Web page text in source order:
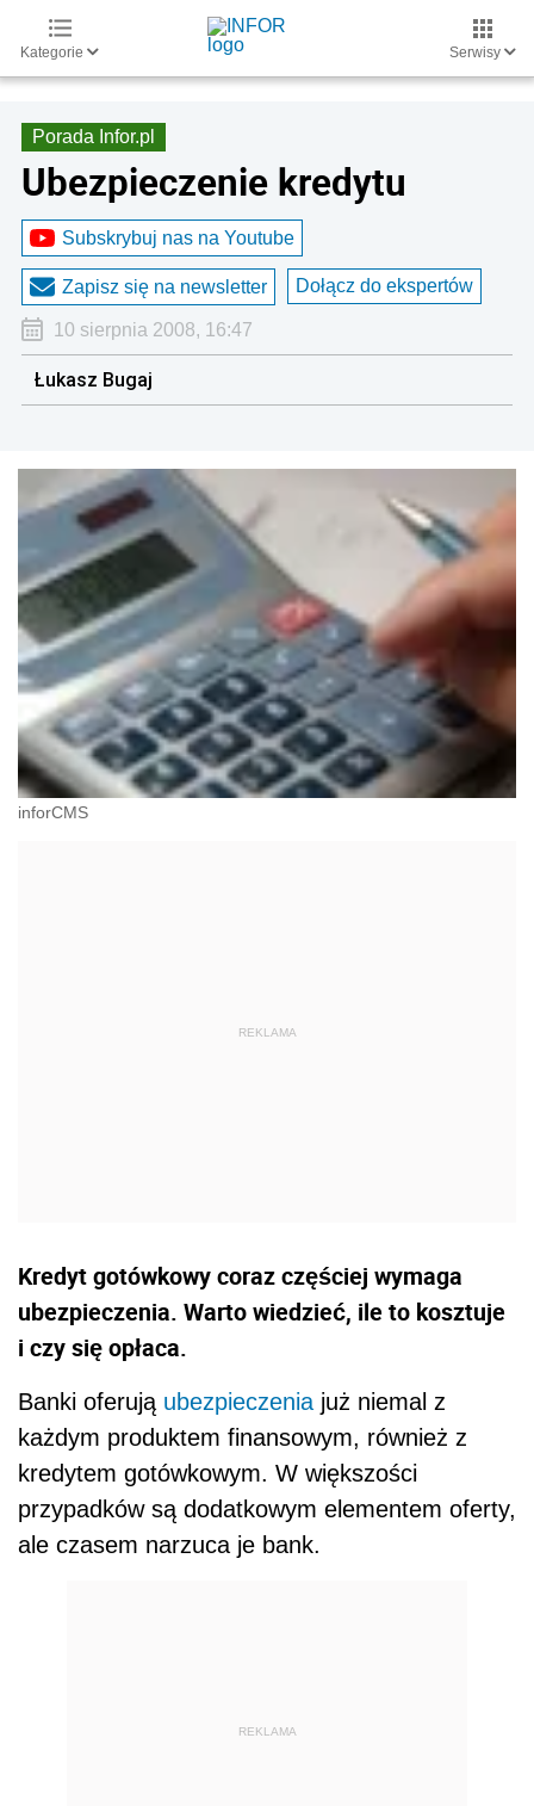
Kategorie Serwisy
Porada Infor.pl
Ubezpieczenie kredytu
Subskrybuj nas na Youtube
Zapisz się na newsletter Dołącz do ekspertów
10 sierpnia 2008, 16:47
Łukasz Bugaj
inforCMS
Kredyt gotówkowy coraz częściej wymaga
ubezpieczenia. Warto wiedzieć, ile to kosztuje
i czy się opłaca.
Banki oferują ubezpieczenia już niemal z
każdym produktem finansowym, również z
kredytem gotówkowym. W większości
przypadków są dodatkowym elementem oferty,
ale czasem narzuca je bank.
REKLAMA